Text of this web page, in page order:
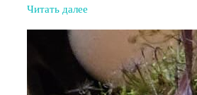
Читать далее